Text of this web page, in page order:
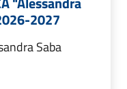
2027
Saba